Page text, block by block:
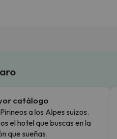
catálogo
a los Alpes suizos.
el hotel que buscas en la
que sueñas.